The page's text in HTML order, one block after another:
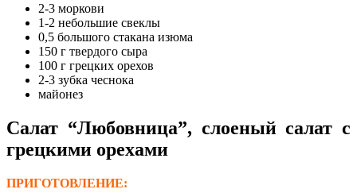
2-3 моркови
1-2 небольшие свеклы
0,5 большого стакана изюма
150 г твердого сыра
100 г грецких орехов
2-3 зубка чеснока
майонез
Салат “Любовница”, слоеный салат с
грецкими орехами
ПРИГОТОВЛЕНИЕ: